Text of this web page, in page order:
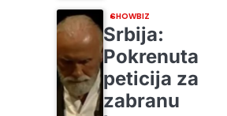
SHOWBIZ
Srbija:
Pokrenuta
peticija za
zabranu